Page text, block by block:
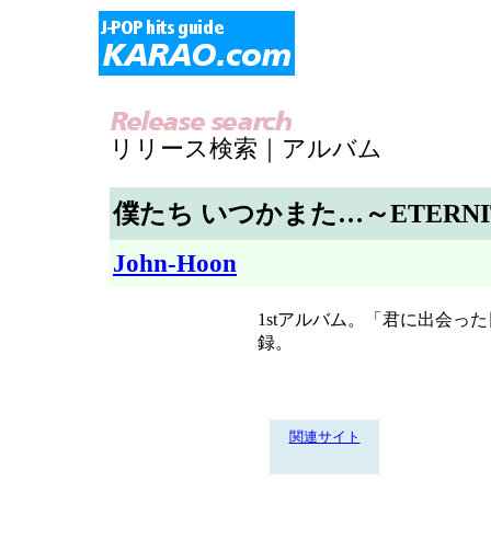
リリース検索｜アルバム
僕たち いつかまた…～
John-Hoon
1stアルバム。「君に出会っ
録。
関連サイト